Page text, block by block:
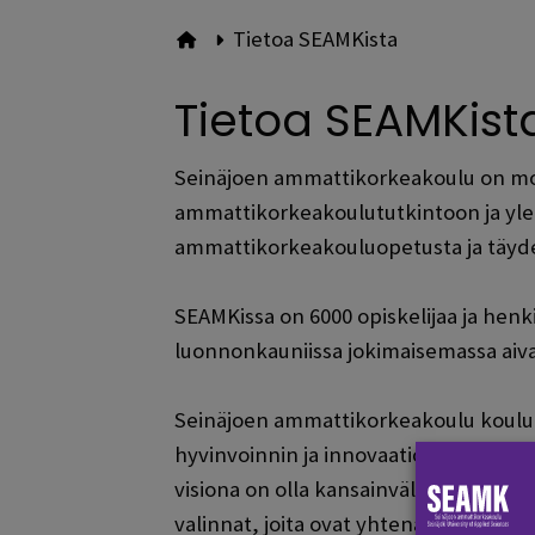
Etusivulle
Tietoa SEAMKista
Tietoa
Seinäjoen ammattikorkeakoulu on
ammattikorkeakoulututkintoon ja
ammattikorkeakouluopetusta ja
SEAMKissa on 6000 opiskelijaa ja
luonnonkauniissa jokimaisemassa
Seinäjoen ammattikorkeakoulu
hyvinvoinnin ja innovaatioiden
visiona on olla kansainvälinen,
valinnat, joita ovat yhtenäisyyden